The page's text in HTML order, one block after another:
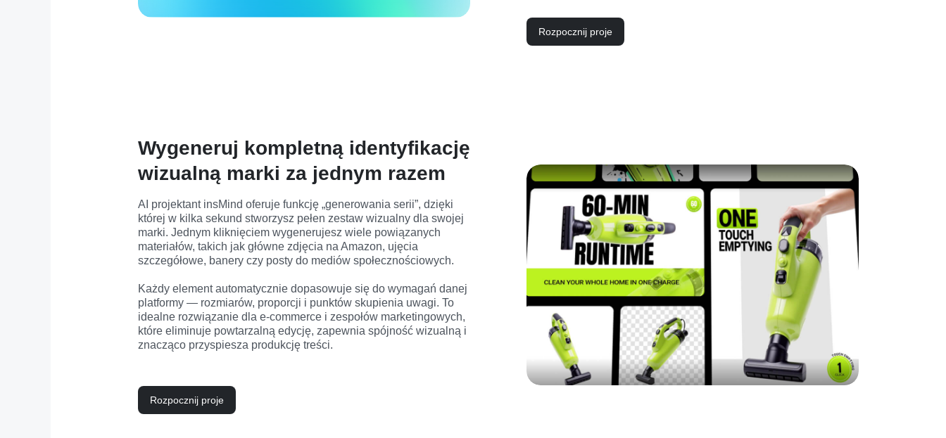
Rozpocznij proje
Wygeneruj kompletną identyfikację
wizualną marki za jednym razem
AI projektant insMind oferuje funkcję „generowania serii”, dzięki
której w kilka sekund stworzysz pełen zestaw wizualny dla swojej
marki. Jednym kliknięciem wygenerujesz wiele powiązanych
materiałów, takich jak główne zdjęcia na Amazon, ujęcia
szczegółowe, banery czy posty do mediów społecznościowych.
Każdy element automatycznie dopasowuje się do wymagań danej
platformy — rozmiarów, proporcji i punktów skupienia uwagi. To
idealne rozwiązanie dla e-commerce i zespołów marketingowych,
które eliminuje powtarzalną edycję, zapewnia spójność wizualną i
znacząco przyspiesza produkcję treści.
Rozpocznij proje